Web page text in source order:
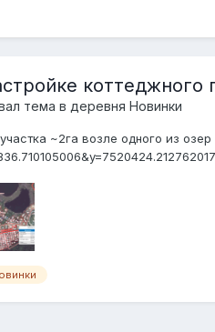
тема в деревня Новинки
~2га возле одного из